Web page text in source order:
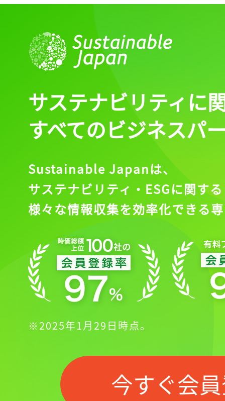
サステナビリティに
すべてのビジネスパ
Sustainable Japanは、
サステナビリティ・ESGに関する
様々な情報収集を効率化できる
※2025年1月29日時点。
今すぐ会